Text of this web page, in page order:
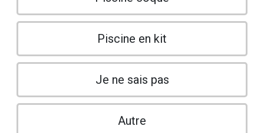
Piscine en kit
Je ne sais pas
Autre